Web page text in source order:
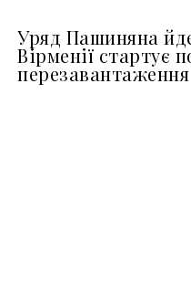
Уряд Пашиняна
Вірменії стартує
перезавантаження